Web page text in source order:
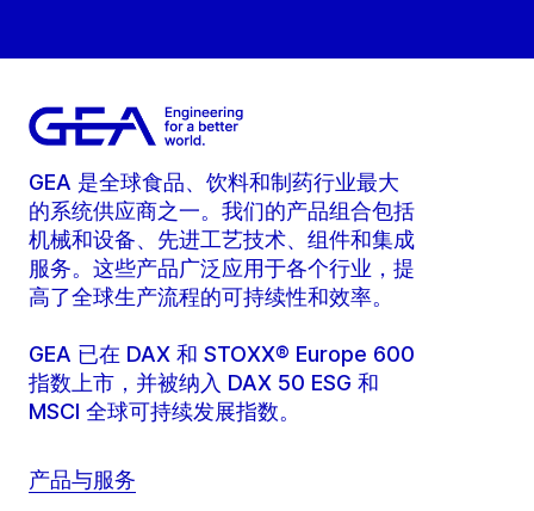
GEA 是全球食品、饮料和制药行业最大
的系统供应商之一。我们的产品组合包括
机械和设备、先进工艺技术、组件和集成
服务。这些产品广泛应用于各个行业，提
高了全球生产流程的可持续性和效率。
GEA 已在 DAX 和 STOXX® Europe 600
指数上市，并被纳入 DAX 50 ESG 和
MSCI 全球可持续发展指数。
产品与服务